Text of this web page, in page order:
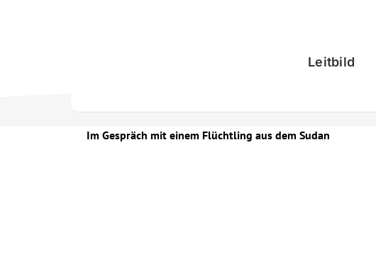
Leitbild
Im Gespräch mit einem Flüchtling aus dem Sudan